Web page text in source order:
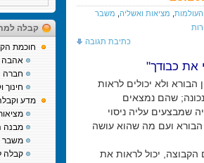
מציאות ואשליה משבר
כתיבת תגובה
את כבודך"
הבורא ולא יכולים לראות
שהם נמצאים
שמבצעים עליה ניסוי
ועם מה שהוא עושה
הקבוצה, יכול לראות את
קבלה
חוכמת
אהבה
חברה
חינוך
מדע
מבנה
משבר
קבלה